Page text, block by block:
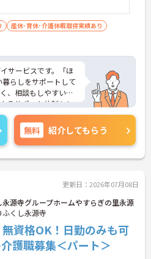
産休･育休･介護休暇取得実績あり
サービスです。「ほ
らしをサポートして
、相談もしやすいで
るサポート体制もし
ない方も安心してス
ある方には、面接対
お話しいたしますの
無料 紹介してもらう
更新日：2026年07月08日
源寺グループホームやすらぎの里永源
くし永源寺
無資格OK！日勤のみも可
護職募集＜パート＞